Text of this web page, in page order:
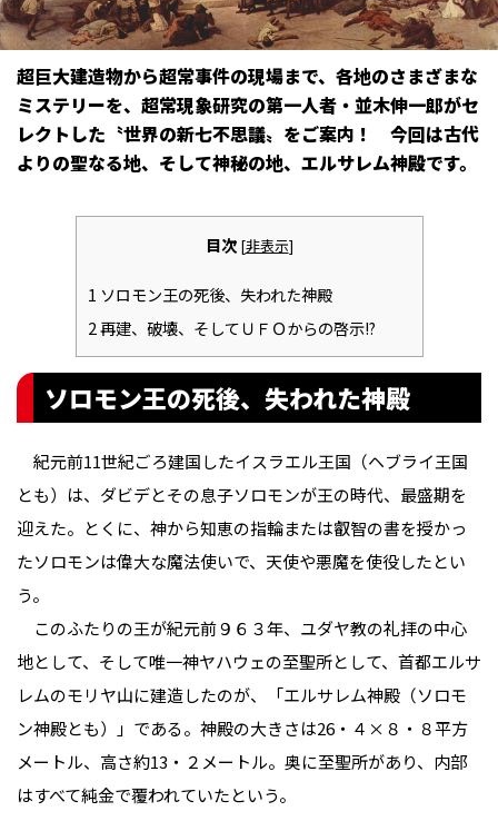
超巨大建造物から超常事件の現場まで、各地のさまざまな
ミステリーを、超常現象研究の第一人者・並木伸一郎がセ
レクトした〝世界の新七不思議〟をご案内！ 今回は古代
よりの聖なる地、そして神秘の地、エルサレム神殿です。
目次 [非表示]
1 ソロモン王の死後、失われた神殿
2再建、破壊、そしてＵＦＯからの啓示!?
ソロモン王の死後、失われた神殿
紀元前11世紀ごろ建国したイスラエル王国（ヘブライ王国
とも）は、ダビデとその息子ソロモンが王の時代、最盛期を
迎えた。とくに、神から知恵の指輪または叡智の書を授かっ
たソロモンは偉大な魔法使いで、天使や悪魔を使役したとい
う。
このふたりの王が紀元前９６３年、ユダヤ教の礼拝の中心
地として、そして唯一神ヤハウェの至聖所として、首都エルサ
レムのモリヤ山に建造したのが、「エルサレム神殿（ソロモ
ン神殿とも）」である。神殿の大きさは26・４×８・８平方
メートル、高さ約13・２メートル。奥に至聖所があり、内部
はすべて純金で覆われていたという。